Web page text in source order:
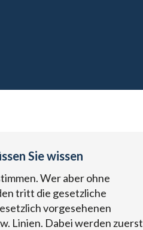
Sie wissen
Wer aber ohne
tritt die gesetzliche
vorgesehenen
Linien. Dabei werden zuerst